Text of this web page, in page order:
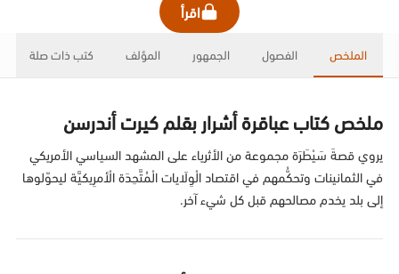
اقرأ
الملخص الفصول الجمهور المؤلف كتب ذات صلة
ملخص كتاب عباقرة أشرار بقلم كيرت أندرسن
يروي قصةَ سَيْطَرَة مجموعة من الأثرياء على المشهد السياسي الأمريكي
في الثمانينات وتحكُّمهم في اقتصاد الْوِلَايات الْمُتَّحِدَة الْأمرِيكيَّة ليحوّلوها
إلى بلد يخدم مصالحهم قبل كل شيء آخر.